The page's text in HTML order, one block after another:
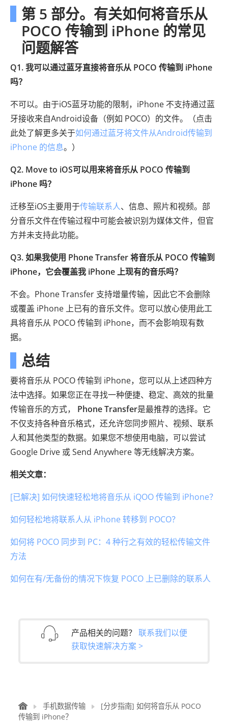
第 5 部分。有关如何将音乐从
POCO 传输到 iPhone 的常见
问题解答
Q1. 我可以通过蓝牙直接将音乐从 POCO 传输到 iPhone
吗？
不可以。由于iOS蓝牙功能的限制，iPhone 不支持通过蓝
牙接收来自Android设备（例如 POCO）的文件。（点击
此处了解更多关于如何通过蓝牙将文件从Android传输到
iPhone 的信息。）
Q2. Move to iOS可以用来将音乐从 POCO 传输到
iPhone 吗？
迁移至iOS主要用于传输联系人、信息、照片和视频。部
分音乐文件在传输过程中可能会被识别为媒体文件，但官
方并未支持此功能。
Q3. 如果我使用 Phone Transfer 将音乐从 POCO 传输到
iPhone，它会覆盖我 iPhone 上现有的音乐吗？
不会。Phone Transfer 支持增量传输，因此它不会删除
或覆盖 iPhone 上已有的音乐文件。您可以放心使用此工
具将音乐从 POCO 传输到 iPhone，而不会影响现有数
据。
总结
要将音乐从 POCO 传输到 iPhone，您可以从上述四种方
法中选择。如果您正在寻找一种便捷、稳定、高效的批量
传输音乐的方式， Phone Transfer是最推荐的选择。它
不仅支持各种音乐格式，还允许您同步照片、视频、联系
人和其他类型的数据。如果您不想使用电脑，可以尝试
Google Drive 或 Send Anywhere 等无线解决方案。
相关文章：
[已解决] 如何快速轻松地将音乐从 iQOO 传输到 iPhone？
如何轻松地将联系人从 iPhone 转移到 POCO？
如何将 POCO 同步到 PC：4 种行之有效的轻松传输文件
方法
如何在有/无备份的情况下恢复 POCO 上已删除的联系人
产品相关的问题？ 联系我们以便
获取快速解决方案 >
手机数据传输
[分步指南] 如何将音乐从 POCO
传输到 iPhone？